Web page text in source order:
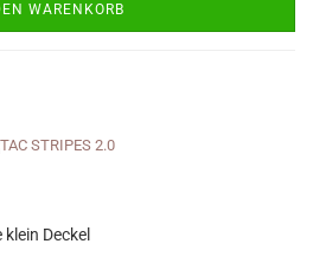
WARENKORB
Deckel